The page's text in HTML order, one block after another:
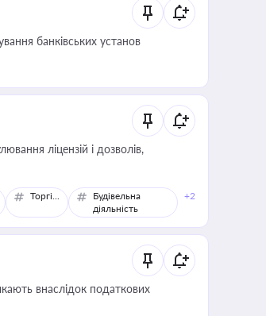
банківських установ
ліцензій і дозволів,
Торгівля
Будівельна
діяльність
+2
внаслідок податкових